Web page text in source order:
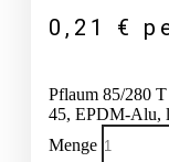
0,21 €
Pflaum 85/280
45, EPDM-Alu,
Menge